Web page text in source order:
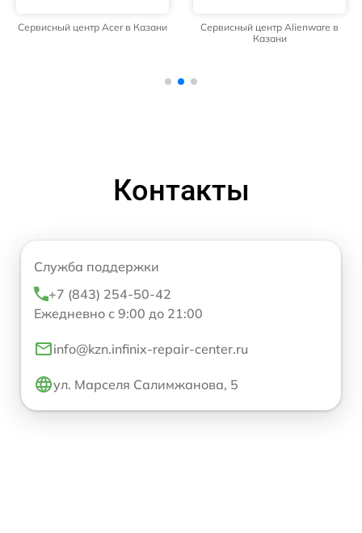
Сервисный центр Acer в Казани
Сервисный центр Alienware в
Казани
Контакты
Служба поддержки
+7 (843) 254-50-42
Ежедневно с 9:00 до 21:00
info@kzn.infinix-repair-center.ru
ул. Марселя Салимжанова, 5